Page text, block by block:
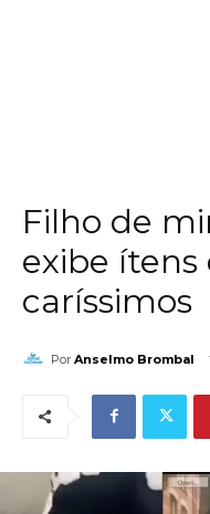
Filho de
exibe ítens
caríssimos
Por Anselmo Brombal